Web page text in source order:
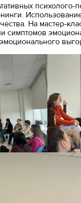
психолого-
На мастер-
симптомов